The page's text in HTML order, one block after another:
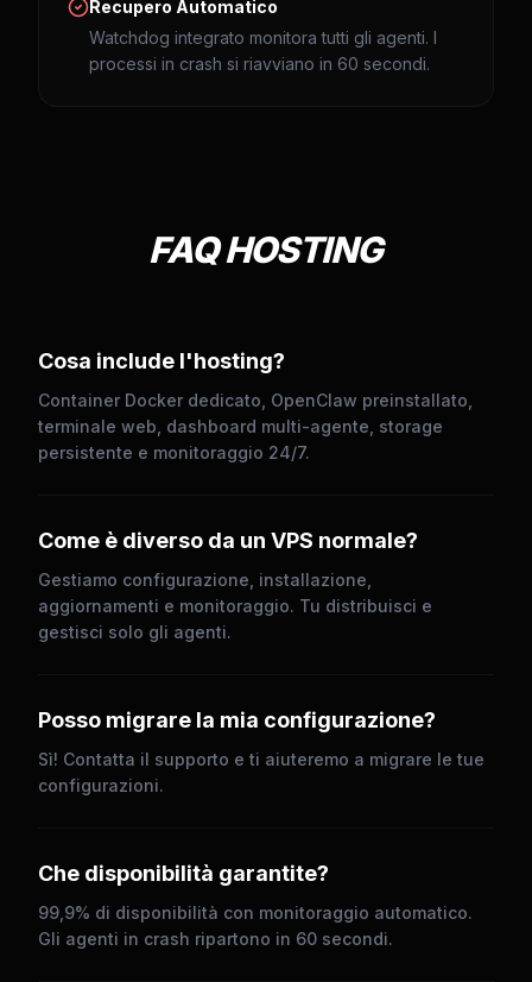
Recupero Automatico
Watchdog integrato monitora tutti gli agenti. I
processi in crash si riavviano in 60 secondi.
FAQ HOSTING
Cosa include l'hosting?
Container Docker dedicato, OpenClaw preinstallato,
terminale web, dashboard multi-agente, storage
persistente e monitoraggio 24/7.
Come è diverso da un VPS normale?
Gestiamo configurazione, installazione,
aggiornamenti e monitoraggio. Tu distribuisci e
gestisci solo gli agenti.
Posso migrare la mia configurazione?
Sì! Contatta il supporto e ti aiuteremo a migrare le tue
configurazioni.
Che disponibilità garantite?
99,9% di disponibilità con monitoraggio automatico.
Gli agenti in crash ripartono in 60 secondi.